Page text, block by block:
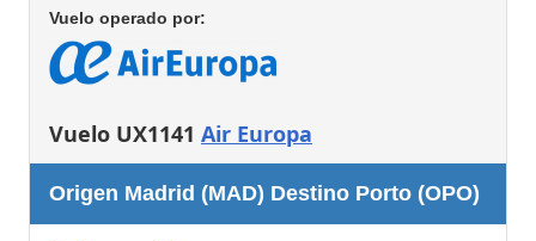
Vuelo operado por:
Vuelo UX1141 Air Europa
Origen Madrid (MAD) Destino Porto (OPO)